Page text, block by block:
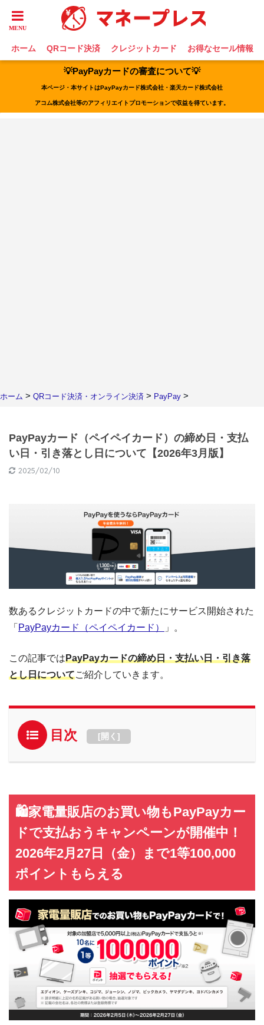
ホーム QRコード決済 クレジットカード お得なセール情報
💡PayPayカードの審査について💡
本ページ・本サイトはPayPayカード株式会社・楽天カード株式会社
アコム株式会社等のアフィリエイトプロモーションで収益を得ています。
ホーム > QRコード決済・オンライン決済 > PayPay >
PayPayカード（ペイペイカード）の締め日・支払
い日・引き落とし日について【2026年3月版】
2025/02/10
数あるクレジットカードの中で新たにサービス開始された
「 PayPayカード（ペイペイカード） 」。
この記事ではPayPayカードの締め日・支払い日・引き落
とし日についてご紹介していきます。
目次 [開く ]
🛍️家電量販店のお買い物もPayPayカー
ドで支払おうキャンペーンが開催中！
2026年2月27日（金）まで1等100,000
ポイントもらえる